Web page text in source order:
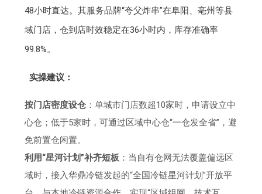
48小时直达。其服务品牌“夸父炸串”在阜阳、亳州等县
域门店，仓到店时效稳定在36小时内，库存准确率
99.8%。
实操建议：
按门店密度设仓 ：单城市门店数超10家时，申请设立中
心仓；低于5家时，可通过区域中心仓“一仓发全省”，避
免前置仓闲置。
利用“星河计划”补齐短板 ：当自有仓网无法覆盖偏远区
域时，接入华鼎冷链发起的“全国冷链星河计划”开放平